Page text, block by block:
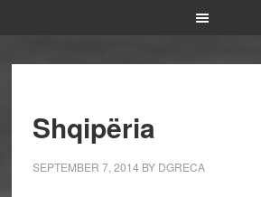
Shqipëria
SEPTEMBER 7, 2014 BY DGRECA